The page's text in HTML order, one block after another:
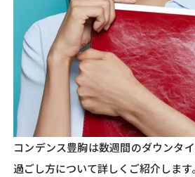
コンデンス豊胸は数週間のダウンタ
過ごし方について詳しくご紹介します。